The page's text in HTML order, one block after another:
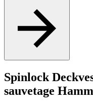
Spinlock
sauvetage